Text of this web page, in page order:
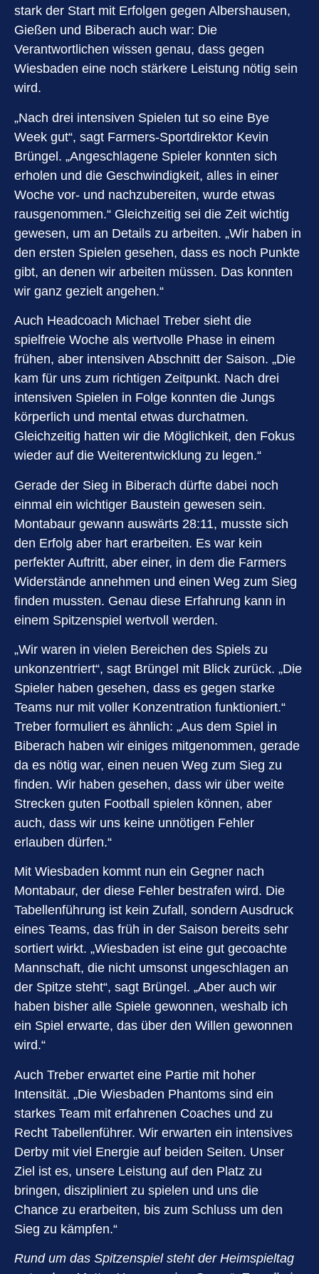
stark der Start mit Erfolgen gegen Albershausen,
Gießen und Biberach auch war: Die
Verantwortlichen wissen genau, dass gegen
Wiesbaden eine noch stärkere Leistung nötig sein
wird.
„Nach drei intensiven Spielen tut so eine Bye
Week gut“, sagt Farmers-Sportdirektor Kevin
Brüngel. „Angeschlagene Spieler konnten sich
erholen und die Geschwindigkeit, alles in einer
Woche vor- und nachzubereiten, wurde etwas
rausgenommen.“ Gleichzeitig sei die Zeit wichtig
gewesen, um an Details zu arbeiten. „Wir haben in
den ersten Spielen gesehen, dass es noch Punkte
gibt, an denen wir arbeiten müssen. Das konnten
wir ganz gezielt angehen.“
Auch Headcoach Michael Treber sieht die
spielfreie Woche als wertvolle Phase in einem
frühen, aber intensiven Abschnitt der Saison. „Die
kam für uns zum richtigen Zeitpunkt. Nach drei
intensiven Spielen in Folge konnten die Jungs
körperlich und mental etwas durchatmen.
Gleichzeitig hatten wir die Möglichkeit, den Fokus
wieder auf die Weiterentwicklung zu legen.“
Gerade der Sieg in Biberach dürfte dabei noch
einmal ein wichtiger Baustein gewesen sein.
Montabaur gewann auswärts 28:11, musste sich
den Erfolg aber hart erarbeiten. Es war kein
perfekter Auftritt, aber einer, in dem die Farmers
Widerstände annehmen und einen Weg zum Sieg
finden mussten. Genau diese Erfahrung kann in
einem Spitzenspiel wertvoll werden.
„Wir waren in vielen Bereichen des Spiels zu
unkonzentriert“, sagt Brüngel mit Blick zurück. „Die
Spieler haben gesehen, dass es gegen starke
Teams nur mit voller Konzentration funktioniert.“
Treber formuliert es ähnlich: „Aus dem Spiel in
Biberach haben wir einiges mitgenommen, gerade
da es nötig war, einen neuen Weg zum Sieg zu
finden. Wir haben gesehen, dass wir über weite
Strecken guten Football spielen können, aber
auch, dass wir uns keine unnötigen Fehler
erlauben dürfen.“
Mit Wiesbaden kommt nun ein Gegner nach
Montabaur, der diese Fehler bestrafen wird. Die
Tabellenführung ist kein Zufall, sondern Ausdruck
eines Teams, das früh in der Saison bereits sehr
sortiert wirkt. „Wiesbaden ist eine gut gecoachte
Mannschaft, die nicht umsonst ungeschlagen an
der Spitze steht“, sagt Brüngel. „Aber auch wir
haben bisher alle Spiele gewonnen, weshalb ich
ein Spiel erwarte, das über den Willen gewonnen
wird.“
Auch Treber erwartet eine Partie mit hoher
Intensität. „Die Wiesbaden Phantoms sind ein
starkes Team mit erfahrenen Coaches und zu
Recht Tabellenführer. Wir erwarten ein intensives
Derby mit viel Energie auf beiden Seiten. Unser
Ziel ist es, unsere Leistung auf den Platz zu
bringen, diszipliniert zu spielen und uns die
Chance zu erarbeiten, bis zum Schluss um den
Sieg zu kämpfen.“
Rund um das Spitzenspiel steht der Heimspieltag